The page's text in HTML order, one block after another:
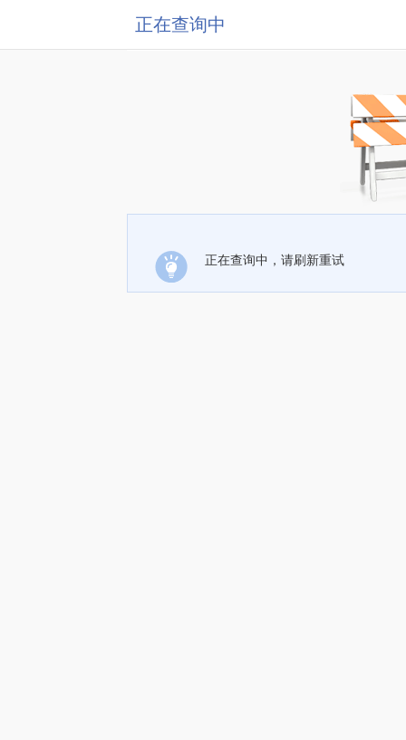
正在查询中
正在查询中，请刷新重试